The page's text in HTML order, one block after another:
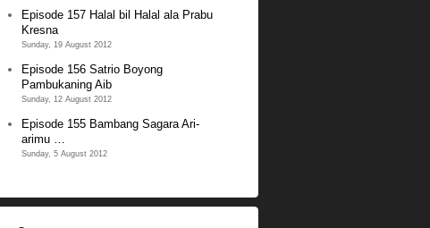
Episode 157 Halal bil Halal ala Prabu
Kresna
Sunday, 19 August 2012
Episode 156 Satrio Boyong
Pambukaning Aib
Sunday, 12 August 2012
Episode 155 Bambang Sagara Ari-
arimu …
Sunday, 5 August 2012